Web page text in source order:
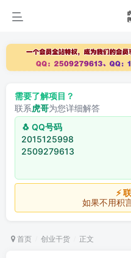
需要了解项目？
联系虎哥为您详细解答
🐧 QQ号码
2015125998
2509279613
⚡
如果不用积言
首页 创业干货 正文